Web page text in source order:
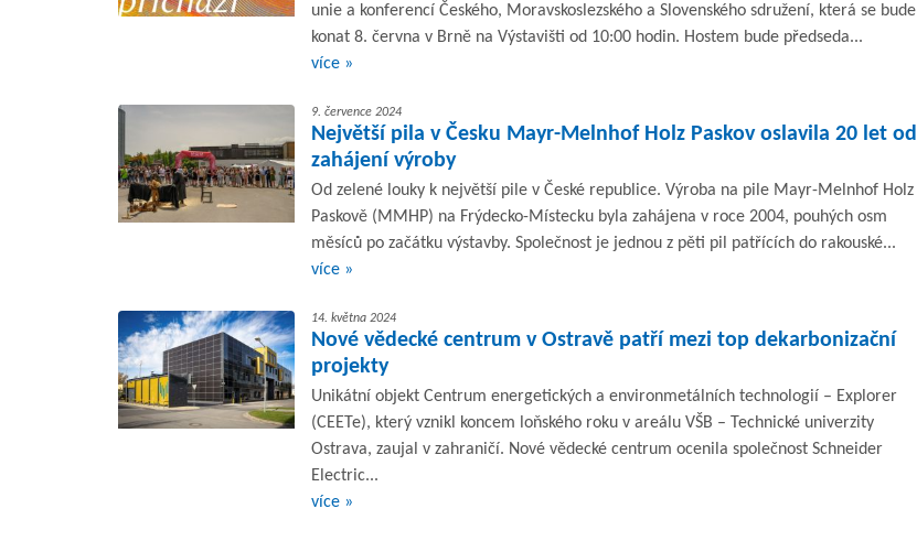
unie a konferencí Českého, Moravskoslezského a Slovenského sdružení, která se bude
konat 8. června v Brně na Výstavišti od 10:00 hodin. Hostem bude předseda...
více »
9. července 2024
Největší pila v Česku Mayr-Melnhof Holz Paskov oslavila 20 let od
zahájení výroby
Od zelené louky k největší pile v České republice. Výroba na pile Mayr-Melnhof Holz
Paskově (MMHP) na Frýdecko-Místecku byla zahájena v roce 2004, pouhých osm
měsíců po začátku výstavby. Společnost je jednou z pěti pil patřících do rakouské...
více »
14. května 2024
Nové vědecké centrum v Ostravě patří mezi top dekarbonizační
projekty
Unikátní objekt Centrum energetických a environmetálních technologií – Explorer
(CEETe), který vznikl koncem loňského roku v areálu VŠB – Technické univerzity
Ostrava, zaujal v zahraničí. Nové vědecké centrum ocenila společnost Schneider
Electric...
více »